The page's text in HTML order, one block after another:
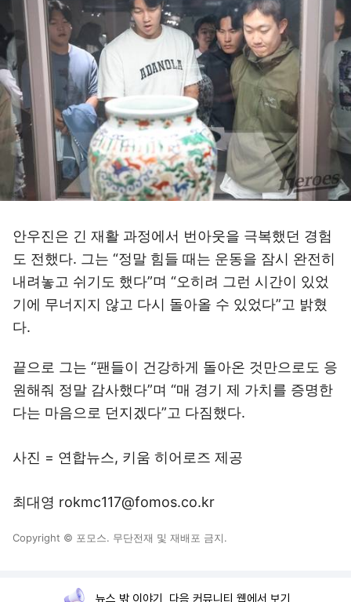
안우진은 긴 재활 과정에서 번아웃을 극복했던 경험
도 전했다. 그는 “정말 힘들 때는 운동을 잠시 완전히
내려놓고 쉬기도 했다”며 “오히려 그런 시간이 있었
기에 무너지지 않고 다시 돌아올 수 있었다”고 밝혔
다.
끝으로 그는 “팬들이 건강하게 돌아온 것만으로도 응
원해줘 정말 감사했다”며 “매 경기 제 가치를 증명한
다는 마음으로 던지겠다”고 다짐했다.
사진 = 연합뉴스, 키움 히어로즈 제공
최대영 rokmc117@fomos.co.kr
Copyright © 포모스. 무단전재 및 재배포 금지.
뉴스 밖 이야기, 다음 커뮤니티 웹에서 보기